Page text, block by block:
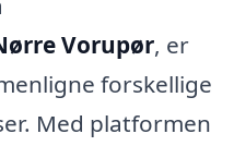
Vorupør, er
forskellige
Med platformen